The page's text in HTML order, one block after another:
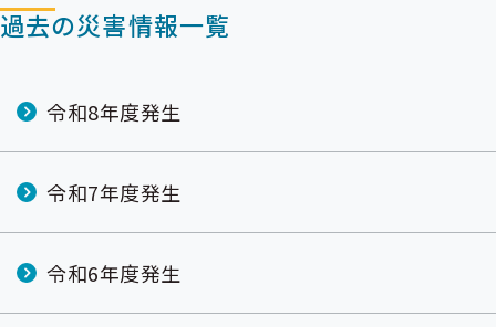
過去の災害情報一覧
令和8年度発生
令和7年度発生
令和6年度発生